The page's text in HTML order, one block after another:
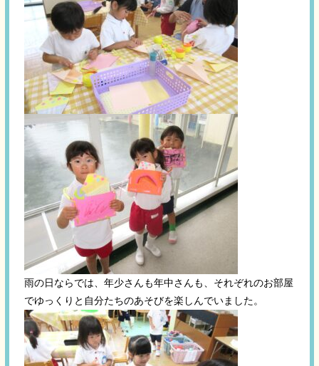
雨の日ならでは、年少さんも年中さんも、それぞれのお部屋
でゆっくりと自分たちのあそびを楽しんでいました。